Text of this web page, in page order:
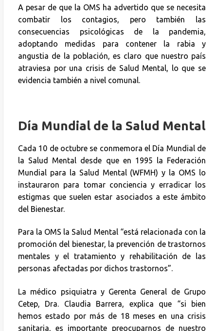
A pesar de que la OMS ha advertido que se necesita
combatir los contagios, pero también las
consecuencias psicológicas de la pandemia,
adoptando medidas para contener la rabia y
angustia de la población, es claro que nuestro país
atraviesa por una crisis de Salud Mental, lo que se
evidencia también a nivel comunal.
Día Mundial de la Salud Mental
Cada 10 de octubre se conmemora el Día Mundial de
la Salud Mental desde que en 1995 la Federación
Mundial para la Salud Mental (WFMH) y la OMS lo
instauraron para tomar conciencia y erradicar los
estigmas que suelen estar asociados a este ámbito
del Bienestar.
Para la OMS la Salud Mental “está relacionada con la
promoción del bienestar, la prevención de trastornos
mentales y el tratamiento y rehabilitación de las
personas afectadas por dichos trastornos”.
La médico psiquiatra y Gerenta General de Grupo
Cetep, Dra. Claudia Barrera, explica que “si bien
hemos estado por más de 18 meses en una crisis
sanitaria, es importante preocuparnos de nuestro